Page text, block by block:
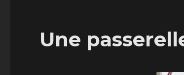
Une